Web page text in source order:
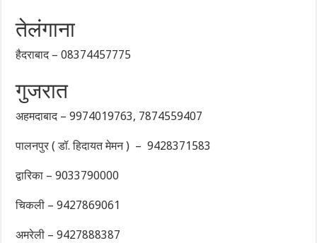
तेलंगाना
हैदराबाद – 08374457775
गुजरात
अहमदाबाद – 9974019763, 7874559407
पालनपुर ( डॉ. हिदायत मेमन ) – 9428371583
द्वारिका – 9033790000
चिकली – 9427869061
अमरेली – 9427888387